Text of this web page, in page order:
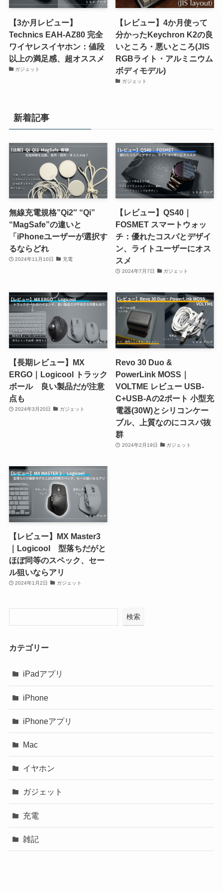
【3か月レビュー】
Technics EAH-AZ80 完全
ワイヤレスイヤホン：値段
以上の満足感、超オススメ
ガジェット
【レビュー】4か月使って
分かったKeychron K2の良
いところ・悪いところ(JIS
RGBライト・アルミニウム
ボディモデル)
ガジェット
新着記事
無線充電規格”Qi2″ “Qi”
“MagSafe”の違いと
「iPhoneユーザーが選択す
るならどれ
2024年11月10日 充電
【レビュー】QS40｜
FOSMET スマートウォッ
チ：優れたコスパとデザイ
ン、ライトユーザーにオス
スメ
2024年7月7日 ガジェット
【長期レビュー】MX
ERGO｜Logicool トラック
ボール 良い製品だが注意
点も
2024年3月20日 ガジェット
Revo 30 Duo &
PowerLink MOSS｜
VOLTME レビュー USB-
C+USB-Aの2ポート 小型充
電器(30W)とシリコンケー
ブル、上質なのにコスパ抜
群
2024年2月19日 ガジェット
【レビュー】MX Master3
｜Logicool 型落ちだがと
ほぼ同等のスペック、セー
ル狙いならアリ
2024年1月2日 ガジェット
検索
カテゴリー
iPadアプリ
iPhone
iPhoneアプリ
Mac
イヤホン
ガジェット
充電
雑記